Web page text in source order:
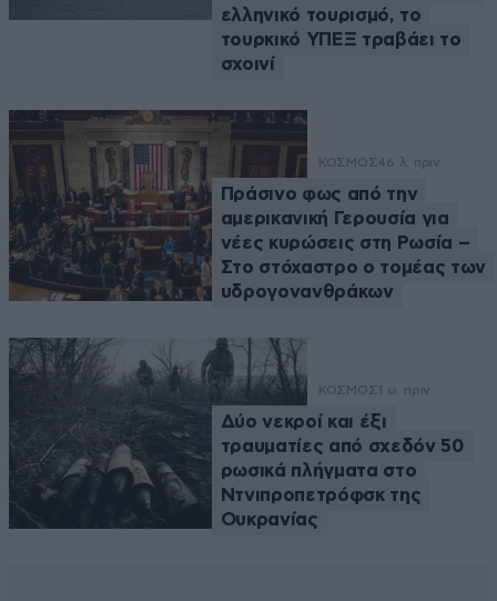
ελληνικό τουρισμό, το
τουρκικό ΥΠΕΞ τραβάει το
σχοινί
ΚΟΣΜΟΣ46 λ. πριν
Πράσινο φως από την
αμερικανική Γερουσία για
νέες κυρώσεις στη Ρωσία –
Στο στόχαστρο ο τομέας των
υδρογονανθράκων
ΚΟΣΜΟΣ 1 ω. πριν
Δύο νεκροί και έξι
τραυματίες από σχεδόν 50
ρωσικά πλήγματα στο
Ντνιπροπετρόφσκ της
Ουκρανίας